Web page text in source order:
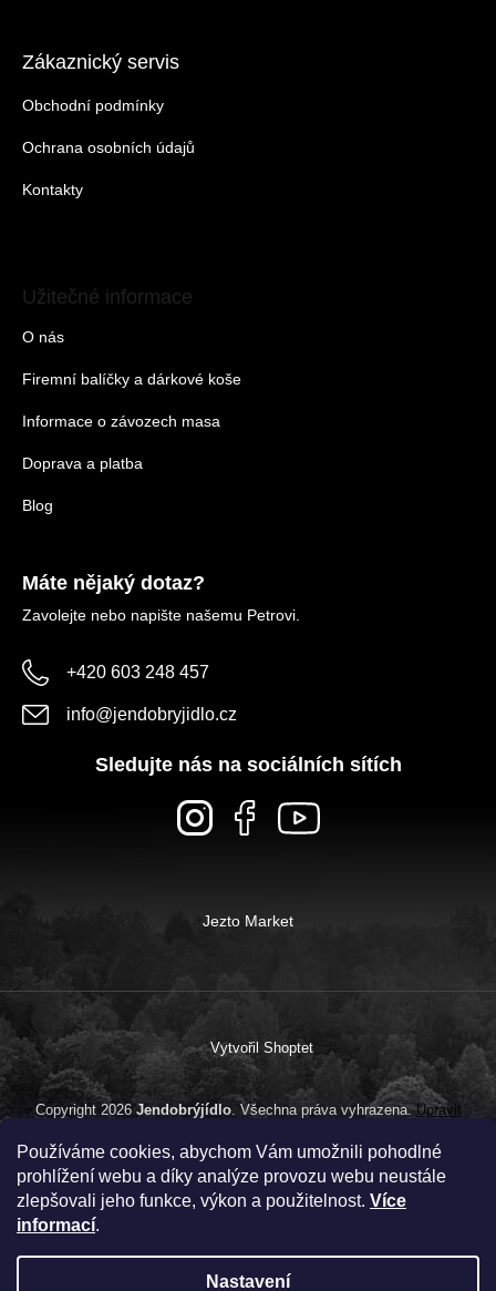
Používáme cookies, abychom Vám umožnili pohodlné
prohlížení webu a díky analýze provozu webu neustále
zlepšovali jeho funkce, výkon a použitelnost. Více
informací.
Nastavení
Zákaznický servis
Obchodní podmínky
Ochrana osobních údajů
Kontakty
Užitečné informace
O nás
Firemní balíčky a dárkové koše
Informace o závozech masa
Doprava a platba
Blog
Máte nějaký dotaz?
Zavolejte nebo napište našemu Petrovi.
+420 603 248 457
info@jendobryjidlo.cz
Sledujte nás na sociálních sítích
Jezto Market
Vytvořil Shoptet
Copyright 2026 Jendobrýjídlo. Všechna práva vyhrazena.Upravit